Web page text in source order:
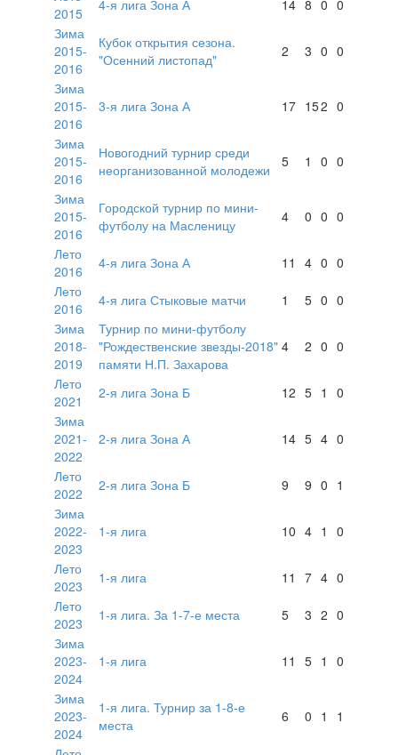
2015
4-я лига Зона А 14 8 0 0
Зима
2015-
2016
Кубок открытия сезона.
"Осенний листопад"
2 3 0 0
Зима
2015-
2016
3-я лига Зона А 17 152 0
Зима
2015-
2016
Новогодний турнир среди
неорганизованной молодежи
5 1 0 0
Зима
2015-
2016
Городской турнир по мини-
футболу на Масленицу
4 0 0 0
Лето
2016
4-я лига Зона А 11 4 0 0
Лето
2016
4-я лига Стыковые матчи 1 5 0 0
Зима
2018-
2019
Турнир по мини-футболу
"Рождественские звезды-2018"
памяти Н.П. Захарова
4 2 0 0
Лето
2021
2-я лига Зона Б 12 5 1
0
Зима
2021-
2022
2-я лига Зона А 14 5 4 0
Лето
2022
2-я лига Зона Б 9 9 0 1
Зима
2022-
2023
1-я лига 10 4 1 0
Лето
2023
1-я лига 11 7 4 0
Лето
2023
1-я лига. За 1-7-е места 5 3 2 0
Зима
2023-
2024
1-я лига 11 5 1 0
Зима
2023-
2024
1-я лига. Турнир за 1-8-е
места
6 0 1 1